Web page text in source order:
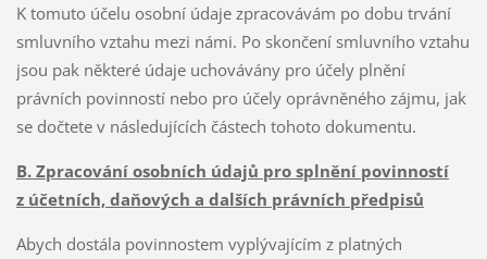
K tomuto účelu osobní údaje zpracovávám po dobu trvání
smluvního vztahu mezi námi. Po skončení smluvního vztahu
jsou pak některé údaje uchovávány pro účely plnění
právních povinností nebo pro účely oprávněného zájmu, jak
se dočtete v následujících částech tohoto dokumentu.
B. Zpracování osobních údajů pro splnění povinností
z účetních, daňových a dalších právních předpisů
Abych dostála povinnostem vyplývajícím z platných